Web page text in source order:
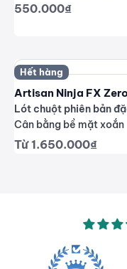
Giá giảm
550.000₫
Hết hàng
Artisan Ninja FX
Lót chuột phiên bản
Cân bằng bề mặt xoắn
Giá giảm
Từ 1.650.000₫